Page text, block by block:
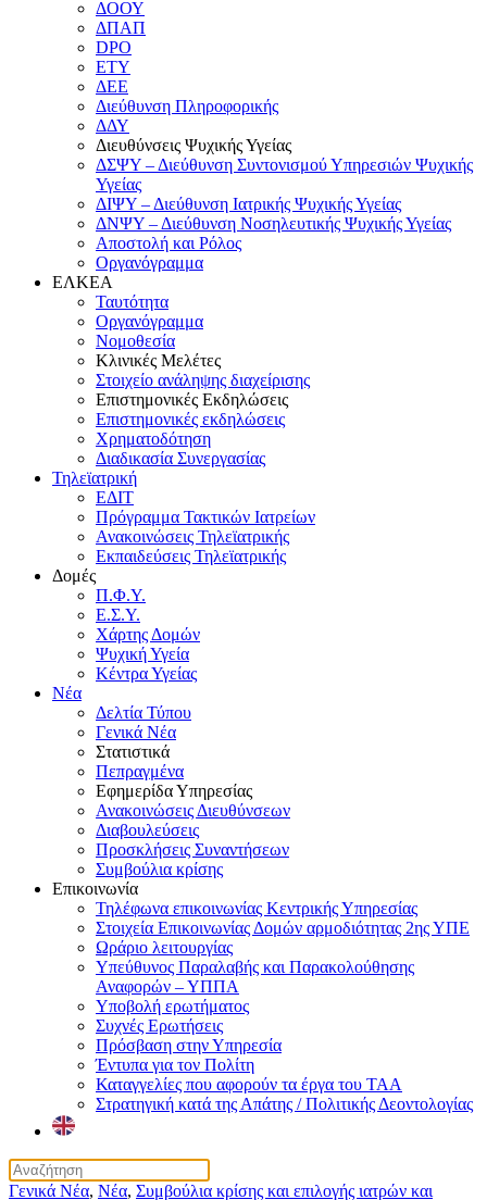
ΔΟΟΥ
ΔΠΑΠ
DPO
ΕΤΥ
ΔΕΕ
Διεύθυνση Πληροφορικής
ΔΔΥ
Διευθύνσεις Ψυχικής Υγείας
ΔΣΨΥ – Διεύθυνση Συντονισμού Υπηρεσιών Ψυχικής
Υγείας
ΔΙΨΥ – Διεύθυνση Ιατρικής Ψυχικής Υγείας
ΔΝΨΥ – Διεύθυνση Νοσηλευτικής Ψυχικής Υγείας
Αποστολή και Ρόλος
Οργανόγραμμα
ΕΛΚΕΑ
Ταυτότητα
Οργανόγραμμα
Νομοθεσία
Κλινικές Μελέτες
Στοιχείο ανάληψης διαχείρισης
Επιστημονικές Εκδηλώσεις
Επιστημονικές εκδηλώσεις
Χρηματοδότηση
Διαδικασία Συνεργασίας
Τηλεϊατρική
ΕΔΙΤ
Πρόγραμμα Τακτικών Ιατρείων
Ανακοινώσεις Τηλεϊατρικής
Εκπαιδεύσεις Τηλεϊατρικής
Δομές
Π.Φ.Υ.
Ε.Σ.Υ.
Χάρτης Δομών
Ψυχική Υγεία
Κέντρα Υγείας
Νέα
Δελτία Τύπου
Γενικά Νέα
Στατιστικά
Πεπραγμένα
Εφημερίδα Υπηρεσίας
Ανακοινώσεις Διευθύνσεων
Διαβουλεύσεις
Προσκλήσεις Συναντήσεων
Συμβούλια κρίσης
Επικοινωνία
Τηλέφωνα επικοινωνίας Κεντρικής Υπηρεσίας
Στοιχεία Επικοινωνίας Δομών αρμοδιότητας 2ης ΥΠΕ
Ωράριο λειτουργίας
Υπεύθυνος Παραλαβής και Παρακολούθησης
Αναφορών – ΥΠΠΑ
Υποβολή ερωτήματος
Συχνές Ερωτήσεις
Πρόσβαση στην Υπηρεσία
Έντυπα για τον Πολίτη
Καταγγελίες που αφορούν τα έργα του ΤΑΑ
Στρατηγική κατά της Απάτης / Πολιτικής Δεοντολογίας
Γενικά Νέα, Νέα, Συμβούλια κρίσης και επιλογής ιατρών και